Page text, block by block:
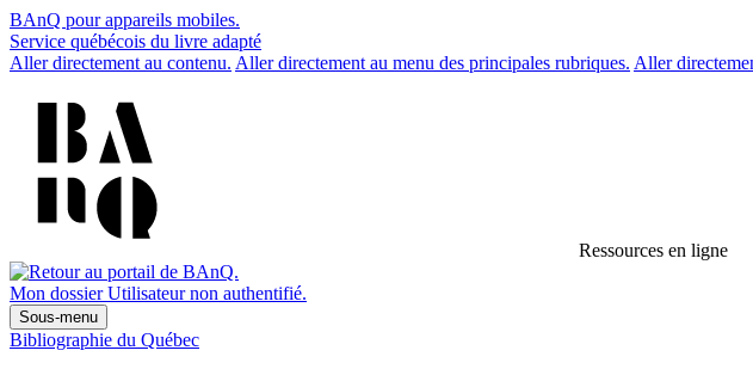
BAnQ pour appareils mobiles.
Service québécois du livre adapté
Aller directement au contenu. Aller directement au menu des principales rubriques. Aller
Ressources en ligne
Mon dossier Utilisateur non authentifié.
Sous-menu
Bibliographie du Québec